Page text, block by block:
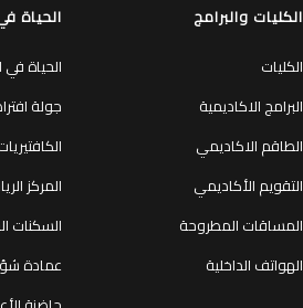
الكليات والبرامج
الكليات
البرامج الاكاديمية
الطاقم الاكاديمي
التقويم الأكاديمي
المساقات المطروحة
الهواتف الداخلية
الحياة
الحياة
جولة
المركز
السكنات
عمادة